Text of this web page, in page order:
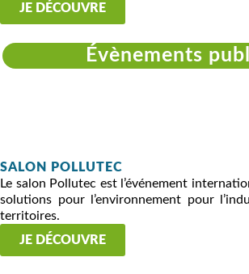
JE DÉCOUVRE
Évènements
SALON POLLUTEC
Le salon Pollutec est l’événement
solutions pour l’environnement pour
territoires.
JE DÉCOUVRE